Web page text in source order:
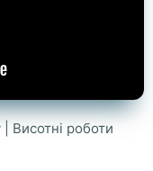
Висотні роботи